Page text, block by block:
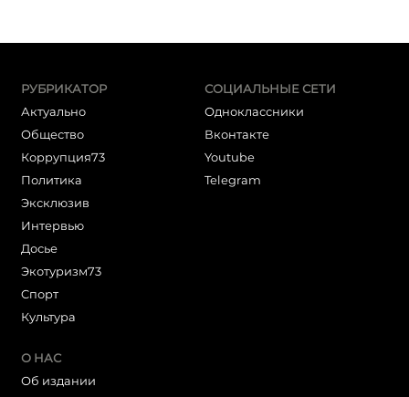
РУБРИКАТОР
Актуально
Общество
Коррупция73
Политика
Эксклюзив
Интервью
Досье
Экотуризм73
Cпорт
Культура
СОЦИАЛЬНЫЕ СЕТИ
Одноклассники
Вконтакте
Youtube
Telegram
О НАС
Об издании